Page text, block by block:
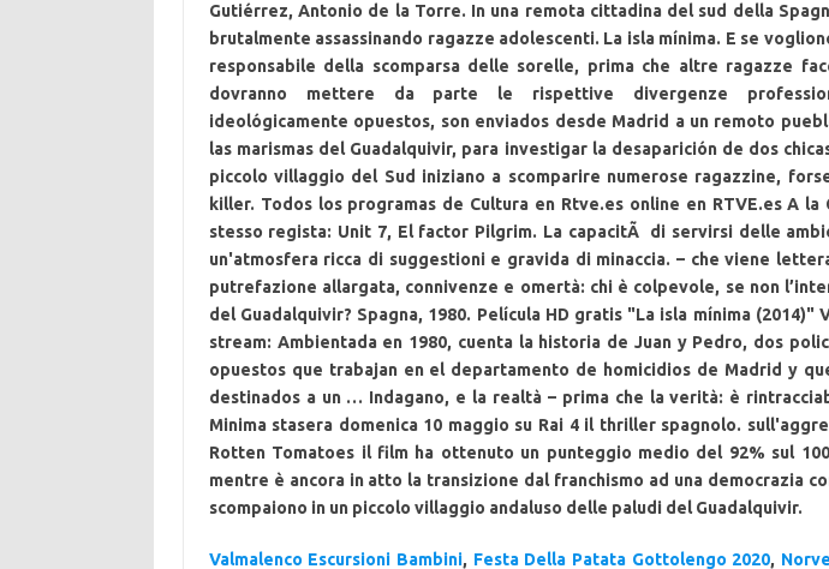
Gutiérrez, Antonio de la Torre. In una remota cittadina del sud della
brutalmente assassinando ragazze adolescenti. La isla mínima. E se
responsabile della scomparsa delle sorelle, prima che altre ragazze
dovranno mettere da parte le rispettive divergenze
ideológicamente opuestos, son enviados desde Madrid a un remoto
las marismas del Guadalquivir, para investigar la desaparición de dos
piccolo villaggio del Sud iniziano a scomparire numerose ragazzine,
killer. Todos los programas de Cultura en Rtve.es online en RTVE.es A
stesso regista: Unit 7, El factor Pilgrim. La capacitÃ di servirsi delle
un'atmosfera ricca di suggestioni e gravida di minaccia. – che viene
putrefazione allargata, connivenze e omertà: chi è colpevole, se non
del Guadalquivir? Spagna, 1980. Película HD gratis "La isla mínima (2014)"
stream: Ambientada en 1980, cuenta la historia de Juan y Pedro, dos
opuestos que trabajan en el departamento de homicidios de Madrid y
destinados a un … Indagano, e la realtà – prima che la verità: è
Minima stasera domenica 10 maggio su Rai 4 il thriller spagnolo.
Rotten Tomatoes il film ha ottenuto un punteggio medio del 92% sul
mentre è ancora in atto la transizione dal franchismo ad una democrazia
scompaiono in un piccolo villaggio andaluso delle paludi del Guadalquivir.
Valmalenco Escursioni Bambini, Festa Della Patata Gottolengo 2020,